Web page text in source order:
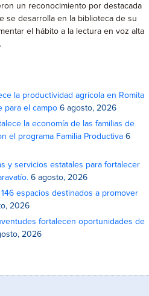
un reconocimiento por destacada
se desarrolla en la biblioteca de su
el hábito a la lectura en voz alta
la productividad agrícola en Romita
para el campo 6 agosto, 2026
la economía de las familias de
el programa Familia Productiva 6
y servicios estatales para fortalecer
6 agosto, 2026
espacios destinados a promover
2026
fortalecen oportunidades de
2026